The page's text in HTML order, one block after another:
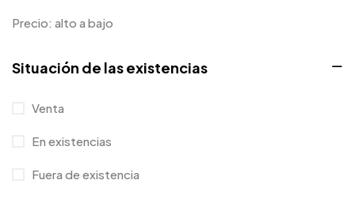
Diseñador de productos
Pegatina
Sweater
Camiseta
Precio: alto a bajo
Situación de las existencias
Venta
En existencias
Fuera de existencia